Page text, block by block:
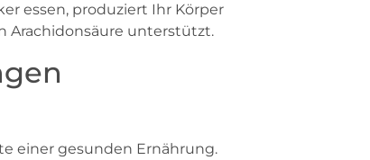
essen, produziert Ihr Körper
Arachidonsäure unterstützt.
einer gesunden Ernährung.